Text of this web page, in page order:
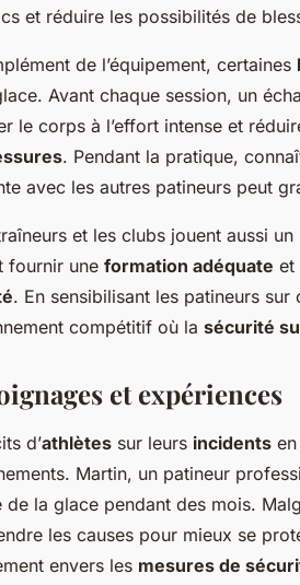
et réduire les possibilités de
de l’équipement, certaines
Avant chaque session, un
le corps à l’effort intense et
. Pendant la pratique,
avec les autres patineurs peut
et les clubs jouent aussi
fournir une formation adéquate et
. En sensibilisant les patineurs
compétitif où la sécurité
et expériences
d’athlètes sur leurs incidents
Martin, un patineur
de la glace pendant des mois.
les causes pour mieux se
envers les mesures de